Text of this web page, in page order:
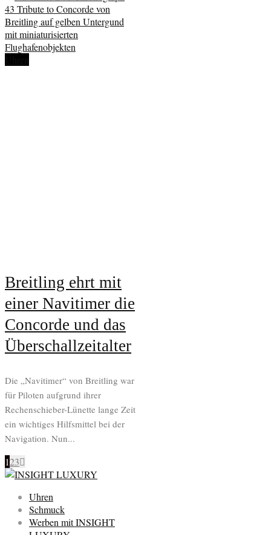
Breitling ehrt mit
einer Navitimer die
Concorde und das
Überschallzeitalter
Die „Navitimer“ von Breitling war
für Piloten aufgrund ihrer
Rechenschieber-Lünette lange Zeit
ein wichtiges Hilfsmittel bei der
Navigation. Nun...
123
Uhren
Schmuck
Werben mit INSIGHT